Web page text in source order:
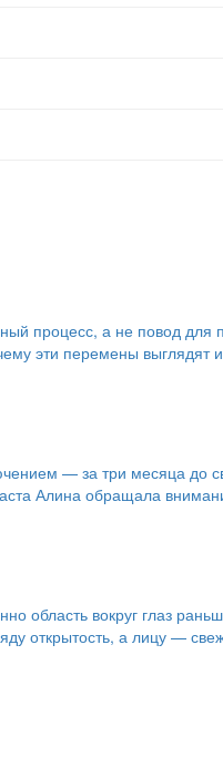
процесс, а не повод для
эти перемены
— за три месяца до
Алина обращала
вокруг глаз
открытость, а лицу —